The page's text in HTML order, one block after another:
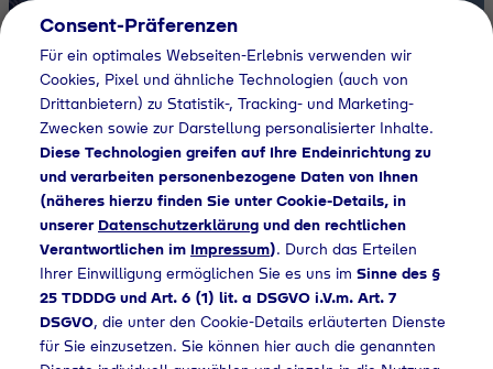
Gases for
tomorrow
Mehr erfahren
Consent-Präferenzen
Für ein optimales Webseiten-Erlebnis verwenden wir
Cookies, Pixel und ähnliche Technologien (auch von
Drittanbietern) zu Statistik-, Tracking- und Marketing-
Zwecken sowie zur Darstellung personalisierter Inhalte.
Diese Technologien greifen auf Ihre Endeinrichtung zu
und verarbeiten personenbezogene Daten von Ihnen
(näheres hierzu finden Sie unter Cookie-Details, in
unserer Datenschutzerklärung und den rechtlichen
Verantwortlichen im Impressum). Durch das Erteilen
Ihrer Einwilligung ermöglichen Sie es uns im Sinne des §
25 TDDDG und Art. 6 (1) lit. a DSGVO i.V.m. Art. 7
DSGVO, die unter den Cookie-Details erläuterten Dienste
für Sie einzusetzen. Sie können hier auch die genannten